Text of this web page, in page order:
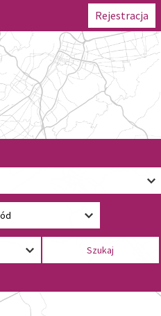
Rejestracja